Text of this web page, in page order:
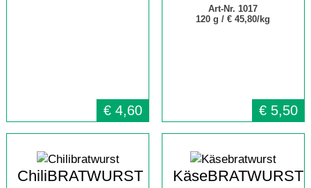
€ 4,60
Art-Nr. 1017
120 g /€ 45,80/kg
€ 5,50
ChiliBRATWURST KäseBRATWURST